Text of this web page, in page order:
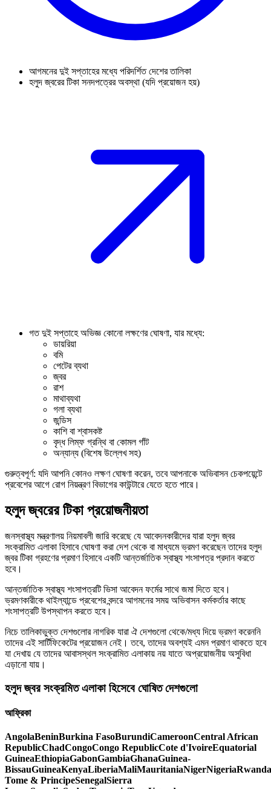
আগমনের দুই সপ্তাহের মধ্যে পরিদর্শিত দেশের তালিকা
হলুদ জ্বরের টিকা সনদপত্রের অবস্থা (যদি প্রয়োজন হয়)
গত দুই সপ্তাহে অভিজ্ঞ কোনো লক্ষণের ঘোষণা, যার মধ্যে:
ডায়রিয়া
বমি
পেটের ব্যথা
জ্বর
রাশ
মাথাব্যথা
গলা ব্যথা
জন্ডিস
কাশি বা শ্বাসকষ্ট
বৃদ্ধ লিম্ফ গ্রন্থি বা কোমল গাঁট
অন্যান্য (বিশেষ উল্লেখ সহ)
গুরুত্বপূর্ণ: যদি আপনি কোনও লক্ষণ ঘোষণা করেন, তবে আপনাকে অভিবাসন চেকপয়েন্টে
প্রবেশের আগে রোগ নিয়ন্ত্রণ বিভাগের কাউন্টারে যেতে হতে পারে।
হলুদ জ্বরের টিকা প্রয়োজনীয়তা
জনস্বাস্থ্য মন্ত্রণালয় নিয়মাবলী জারি করেছে যে আবেদনকারীদের যারা হলুদ জ্বর
সংক্রামিত এলাকা হিসাবে ঘোষণা করা দেশ থেকে বা মাধ্যমে ভ্রমণ করেছেন তাদের হলুদ
জ্বর টিকা গ্রহণের প্রমাণ হিসাবে একটি আন্তর্জাতিক স্বাস্থ্য শংসাপত্র প্রদান করতে
হবে।
আন্তর্জাতিক স্বাস্থ্য শংসাপত্রটি ভিসা আবেদন ফর্মের সাথে জমা দিতে হবে।
ভ্রমণকারীকে থাইল্যান্ডে প্রবেশের বন্দরে আগমনের সময় অভিবাসন কর্মকর্তার কাছে
শংসাপত্রটি উপস্থাপন করতে হবে।
নিচে তালিকাভুক্ত দেশগুলোর নাগরিক যারা ঐ দেশগুলো থেকে/মধ্য দিয়ে ভ্রমণ করেননি
তাদের এই সার্টিফিকেটের প্রয়োজন নেই। তবে, তাদের অবশ্যই এমন প্রমাণ থাকতে হবে
যা দেখায় যে তাদের আবাসস্থল সংক্রামিত এলাকায় নয় যাতে অপ্রয়োজনীয় অসুবিধা
এড়ানো যায়।
হলুদ জ্বর সংক্রমিত এলাকা হিসেবে ঘোষিত দেশগুলো
আফ্রিকা
AngolaBeninBurkina FasoBurundiCameroonCentral African
RepublicChadCongoCongo RepublicCote d'IvoireEquatorial
GuineaEthiopiaGabonGambiaGhanaGuinea-
BissauGuineaKenyaLiberiaMaliMauritaniaNigerNigeriaRwanda
Tome & PrincipeSenegalSierra